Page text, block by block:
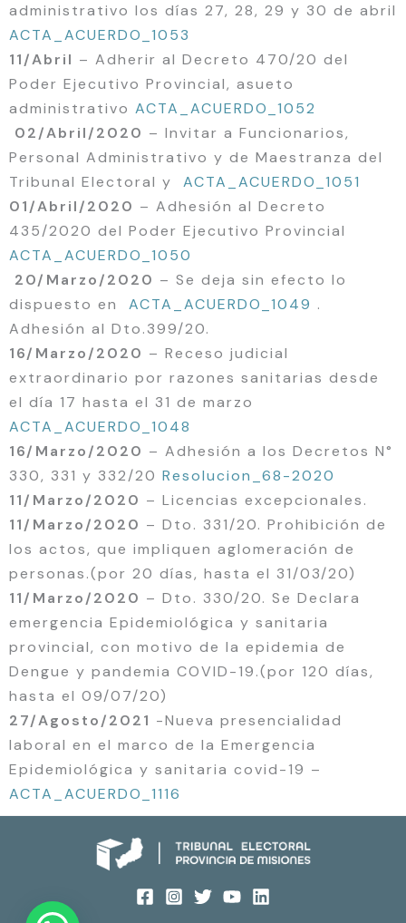
administrativo los días 27, 28, 29 y 30 de abril
ACTA_ACUERDO_1053
11/Abril – Adherir al Decreto 470/20 del
Poder Ejecutivo Provincial, asueto
administrativo ACTA_ACUERDO_1052
02/Abril/2020 – Invitar a Funcionarios,
Personal Administrativo y de Maestranza del
Tribunal Electoral y ACTA_ACUERDO_1051
01/Abril/2020 – Adhesión al Decreto
435/2020 del Poder Ejecutivo Provincial
ACTA_ACUERDO_1050
20/Marzo/2020 – Se deja sin efecto lo
dispuesto en ACTA_ACUERDO_1049 .
Adhesión al Dto.399/20.
16/Marzo/2020 – Receso judicial
extraordinario por razones sanitarias desde
el día 17 hasta el 31 de marzo
ACTA_ACUERDO_1048
16/Marzo/2020 – Adhesión a los Decretos N°
330, 331 y 332/20 Resolucion_68-2020
11/Marzo/2020 – Licencias excepcionales.
11/Marzo/2020 – Dto. 331/20. Prohibición de
los actos, que impliquen aglomeración de
personas.(por 20 días, hasta el 31/03/20)
11/Marzo/2020 – Dto. 330/20. Se Declara
emergencia Epidemiológica y sanitaria
provincial, con motivo de la epidemia de
Dengue y pandemia COVID-19.(por 120 días,
hasta el 09/07/20)
27/Agosto/2021 -Nueva presencialidad
laboral en el marco de la Emergencia
Epidemiológica y sanitaria covid-19 –
ACTA_ACUERDO_1116